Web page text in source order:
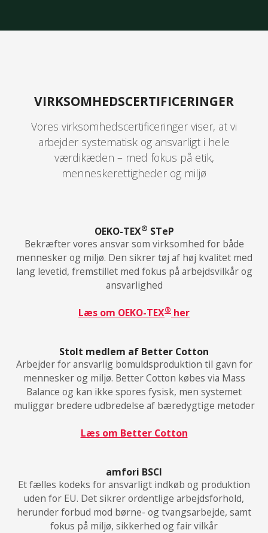
VIRKSOMHEDSCERTIFICERINGER
Vores virksomhedscertificeringer viser, at vi
arbejder systematisk og ansvarligt i hele
værdikæden – med fokus på etik,
menneskerettigheder og miljø
OEKO-TEX® STeP
Bekræfter vores ansvar som virksomhed for både
mennesker og miljø. Den sikrer tøj af høj kvalitet med
lang levetid, fremstillet med fokus på arbejdsvilkår og
ansvarlighed
Læs om OEKO-TEX® her
Stolt medlem af Better Cotton
Arbejder for ansvarlig bomuldsproduktion til gavn for
mennesker og miljø. Better Cotton købes via Mass
Balance og kan ikke spores fysisk, men systemet
muliggør bredere udbredelse af bæredygtige metoder
Læs om Better Cotton
amfori BSCI
Et fælles kodeks for ansvarligt indkøb og produktion
uden for EU. Det sikrer ordentlige arbejdsforhold,
herunder forbud mod børne- og tvangsarbejde, samt
fokus på miljø, sikkerhed og fair vilkår